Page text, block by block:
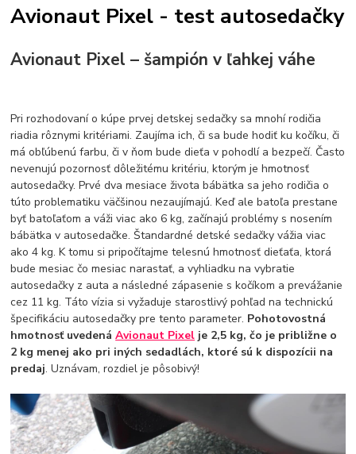
Avionaut Pixel - test autosedačky
Avionaut Pixel – šampión v ľahkej váhe
Pri rozhodovaní o kúpe prvej detskej sedačky sa mnohí rodičia
riadia rôznymi kritériami. Zaujíma ich, či sa bude hodiť ku kočíku, či
má obľúbenú farbu, či v ňom bude dieťa v pohodlí a bezpečí. Často
nevenujú pozornosť dôležitému kritériu, ktorým je hmotnosť
autosedačky. Prvé dva mesiace života bábätka sa jeho rodičia o
túto problematiku väčšinou nezaujímajú. Keď ale batoľa prestane
byť batoľaťom a váži viac ako 6 kg, začínajú problémy s nosením
bábätka v autosedačke. Štandardné detské sedačky vážia viac
ako 4 kg. K tomu si pripočítajme telesnú hmotnosť dieťaťa, ktorá
bude mesiac čo mesiac narastať, a vyhliadku na vybratie
autosedačky z auta a následné zápasenie s kočíkom a prevážanie
cez 11 kg. Táto vízia si vyžaduje starostlivý pohľad na technickú
špecifikáciu autosedačky pre tento parameter. Pohotovostná
hmotnosť uvedenáAvionaut Pixel je 2,5 kg, čo je približne o
2 kg menej ako pri iných sedadlách, ktoré sú k dispozícii na
predaj. Uznávam, rozdiel je pôsobivý!